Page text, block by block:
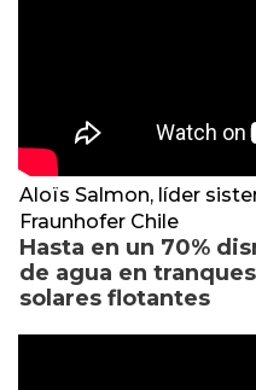
Aloïs Salmon, líder
Fraunhofer Chile
Hasta en un 70%
de agua en
solares flotantes